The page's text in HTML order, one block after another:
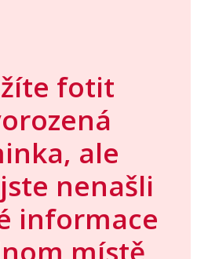
fotit
ale
nenašli
informace
místě